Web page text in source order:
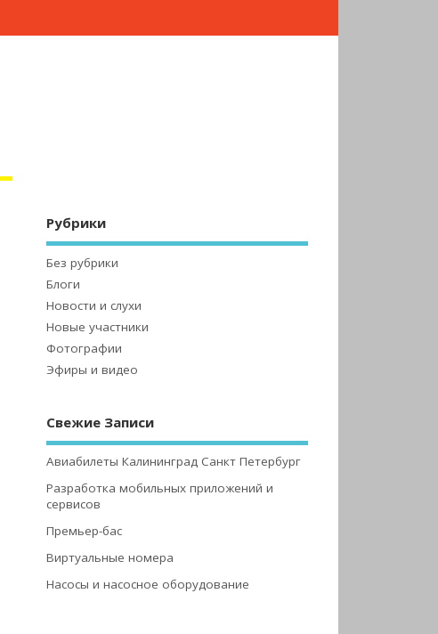
Рубрики
Без рубрики
Блоги
Новости и слухи
Новые участники
Фотографии
Эфиры и видео
Свежие Записи
Авиабилеты Калининград Санкт Петербург
Разработка мобильных приложений и
сервисов
Премьер-бас
Виртуальные номера
Насосы и насосное оборудование